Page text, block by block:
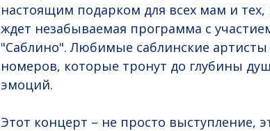
настоящим подарком для всех мам и
ждет незабываемая программа с
"Саблино". Любимые саблинские
номеров, которые тронут до глубины
эмоций.
Этот концерт – не просто выступление,